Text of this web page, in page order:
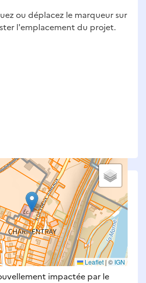
ou déplacez le marqueur sur
l'emplacement du projet.
Leaflet|© IGN
aménagées par le projet
en compte : bâti, voirie,
et bassins — impacts
(travaux).
impactée par le